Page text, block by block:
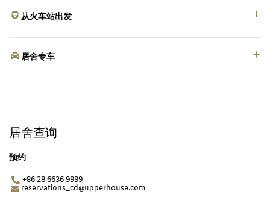
从火车站出发
居舍专车
居舍查询
预约
+86 28 6636 9999
reservations_cd@upperhouse.com